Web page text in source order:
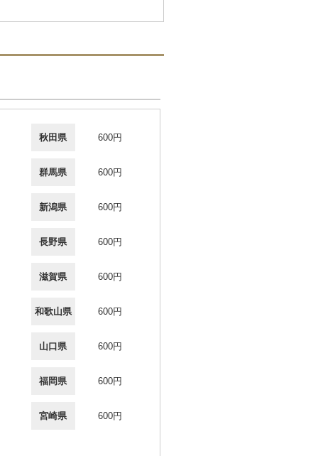
秋田県 600円
群馬県 600円
新潟県 600円
長野県 600円
滋賀県 600円
和歌山県 600円
山口県 600円
福岡県 600円
宮崎県 600円